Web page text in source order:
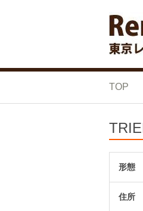
東
TOP
形態
住所